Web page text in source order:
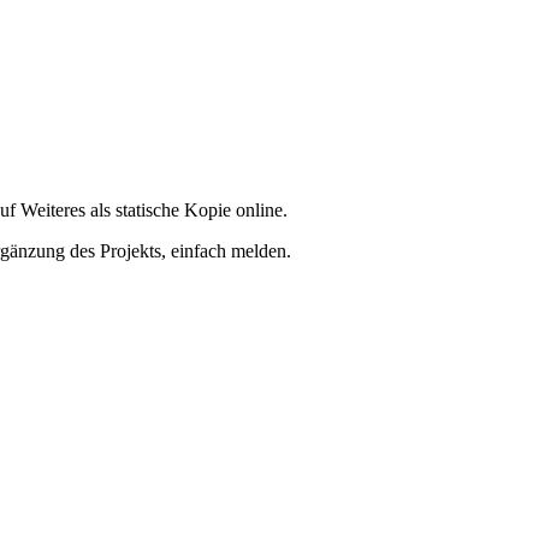
Weiteres als statische Kopie online.
des Projekts, einfach melden.